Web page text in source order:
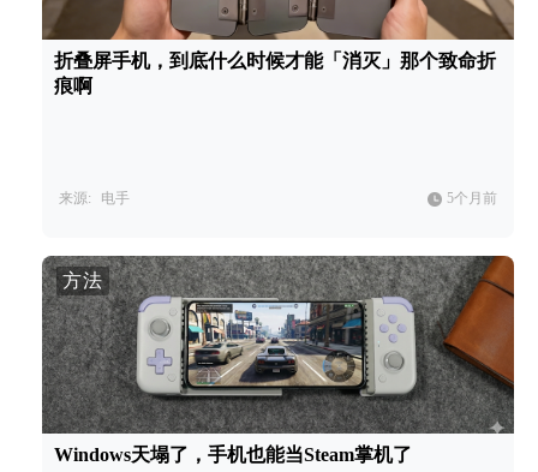
折叠屏手机，到底什么时候才能「消灭」那个致命折
痕啊
来源: 电手 5个月前
方法
Windows天塌了，手机也能当Steam掌机了